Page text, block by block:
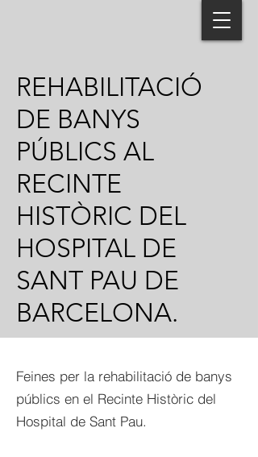
REHABILITACIÓ
DE BANYS
PÚBLICS AL
RECINTE
HISTÒRIC DEL
HOSPITAL DE
SANT PAU DE
BARCELONA.
Feines per la rehabilitació de banys
públics en el Recinte Històric del
Hospital de Sant Pau.